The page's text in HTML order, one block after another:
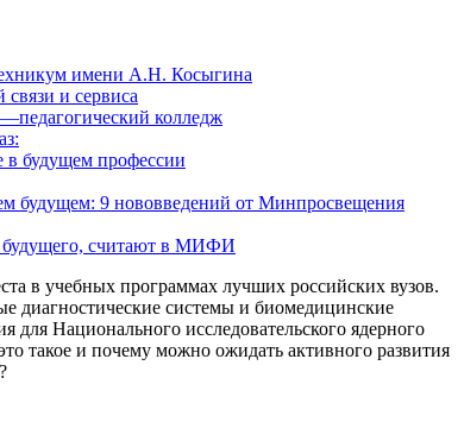
имени А.Н. Косыгина
и сервиса
колледж
в будущем профессии
будущем: 9 нововведений от Минпросвещения
будущего, считают в МИФИ
в учебных программах лучших российских вузов.
диагностические системы и биомедицинские
для Национального исследовательского ядерного
и почему можно ожидать активного развития